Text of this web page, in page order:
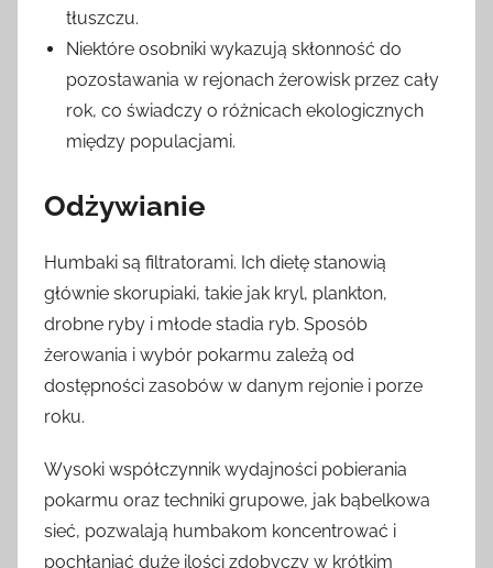
tłuszczu.
Niektóre osobniki wykazują skłonność do
pozostawania w rejonach żerowisk przez cały
rok, co świadczy o różnicach ekologicznych
między populacjami.
Odżywianie
Humbaki są filtratorami. Ich dietę stanowią
głównie skorupiaki, takie jak kryl, plankton,
drobne ryby i młode stadia ryb. Sposób
żerowania i wybór pokarmu zależą od
dostępności zasobów w danym rejonie i porze
roku.
Wysoki współczynnik wydajności pobierania
pokarmu oraz techniki grupowe, jak bąbelkowa
sieć, pozwalają humbakom koncentrować i
pochłaniać duże ilości zdobyczy w krótkim